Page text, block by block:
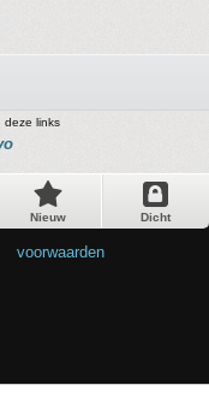
deze links
Nieuw Dicht
voorwaarden